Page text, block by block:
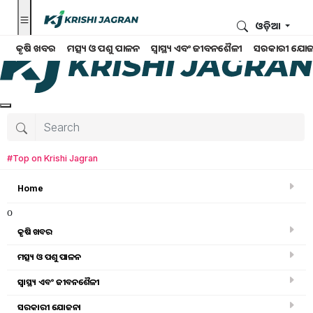
କୃଷି ଖବର ମତ୍ସ୍ୟ ଓ ପଶୁ ପାଳନ ସ୍ୱାସ୍ଥ୍ୟ ଏବଂ ଜୀବନଶୈଳୀ ସରକାରୀ
ଓଡ଼ିଆ
#Top on Krishi Jagran
Home
o
କୃଷି ଖବର
ମତ୍ସ୍ୟ ଓ ପଶୁ ପାଳନ
ସ୍ୱାସ୍ଥ୍ୟ ଏବଂ ଜୀବନଶୈଳୀ
ସରକାରୀ ଯୋଜନା
ମତ୍ସ୍ୟ ଓ ପଶୁ ପାଳନ